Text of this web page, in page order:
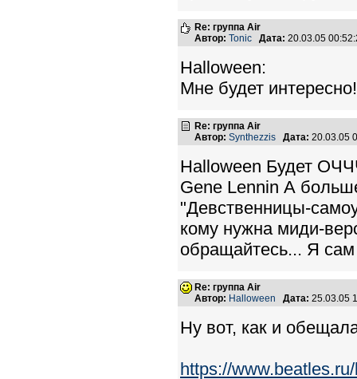
Re: группа Air
Автор: Tonic Дата: 20.03.05
Halloween:
Мне будет интересно!
Re: группа Air
Автор: Synthezzis Дата: 20.03.05
Halloween Будет
Gene Lennin А
"Девственницы-
кому нужна миди-
обращайтесь... Я
Re: группа Air
Автор: Halloween Дата: 25.03.05
Ну вот, как и
https://